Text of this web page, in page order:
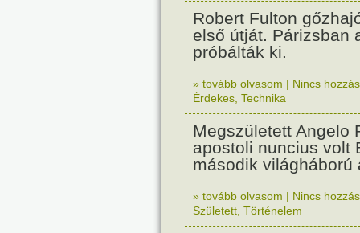
Robert Fulton
első útját. Párizsban
próbálták ki.
» tovább olvasom | Nincs
Érdekes Technika
Megszületett Angelo
apostoli nuncius volt
második világháború
» tovább olvasom | Nincs
Született Történelem